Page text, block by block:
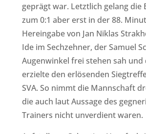
geprägt war. Letztlich gelang die
zum 0:1 aber erst in der 88.
Hereingabe von Jan Niklas
Ide im Sechzehner, der Samuel
Augenwinkel frei stehen sah und
erzielte den erlösenden
SVA. So nimmt die Mannschaft
die auch laut Aussage des
Trainers nicht unverdient waren.